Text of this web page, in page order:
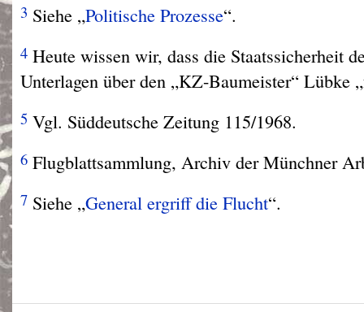
3 Siehe „Politische Prozesse“.
4 Heute wissen wir, dass die Staatssicherheit
Unterlagen über den „KZ-Baumeister“ Lübke
5 Vgl. Süddeutsche Zeitung 115/1968.
6 Flugblattsammlung, Archiv der Münchner
7 Siehe „General ergriff die Flucht“.